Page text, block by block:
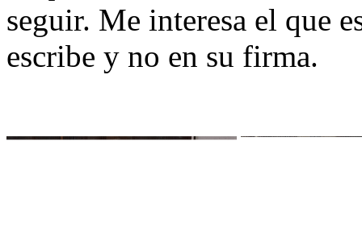
seguir. Me interesa el que
escribe y no en su firma.